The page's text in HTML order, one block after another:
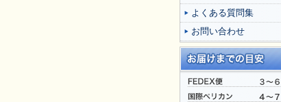
よくある質問集
お問い合わせ